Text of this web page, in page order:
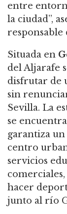
entre
la ciudad”,
Situada en
del Aljarafe
disfrutar de
sin
Sevilla. La
se
garantiza
centro
servicios
comerciales,
hacer
junto al río